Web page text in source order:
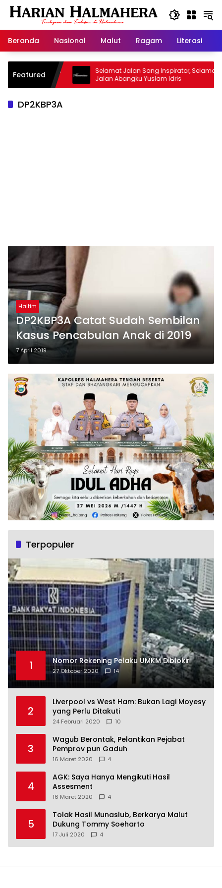
Langsung
Beranda
Nasional Malut Ragam Literasi
Featured
Warisan
Selamat Jalan Sang Inspirator, Selamat
Jalan Abangku Yuslam Idris
DP2KBP3A
Haltim
DP2KBP3A Catat Sudah Sembilan
Kasus Pencabulan Anak di 2019
7 April 2019
Terpopuler
1 Nomor Rekening Pelaku UMKM Diblokir
27 Oktober 2020 14
2
Liverpool vs West Ham: Bukan Lagi Moyesy
yang Perlu Ditakuti
24 Februari 2020 10
3
Wagub Berontak, Pelantikan Pejabat
Pemprov pun Gaduh
16 Maret 2020 4
4
AGK: Saya Hanya Mengikuti Hasil
Assesment
16 Maret 2020 4
5
Tolak Hasil Munaslub, Berkarya Malut
Dukung Tommy Soeharto
17 Juli 2020 4